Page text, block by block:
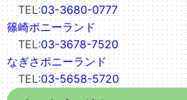
TEL:03-3680-0777
篠崎ポニーランド
TEL:03-3678-7520
なぎさポニーランド
TEL:03-5658-5720